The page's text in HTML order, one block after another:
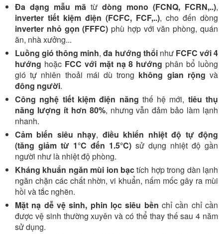
Đa dạng mẫu mã từ dòng mono (FCNQ, FCRN,..),
inverter tiết kiệm điện (FCFC, FCF,..), cho đến dòng
inverter nhỏ gọn (FFFC) phù hợp với văn phòng, quán
ăn, nhà xưởng...
Luồng gió thông minh, đa hướng thổi như FCFC với 4
hướng hoặcFCC với mặt nạ 8 hướng phân bổ luồng
gió tự nhiên thoải mái dù trong không gian rộng và
đông người.
Công nghệ tiết kiệm điện năng thế hệ mới, tiêu thụ
năng lượng ít hơn 80%, nhưng vẫn đảm bảo làm lạnh
nhanh.
Cảm biến siêu nhạy, điều khiển nhiệt độ tự động
(tăng giảm từ 1°C đến 1.5°C) sử dụng nhiệt độ gần
người như là nhiệt độ phòng.
Kháng khuẩn ngăn mùi ion bạctích hợp trong dàn lạnh
ngăn chặn các chất nhờn, vi khuẩn, nấm mốc gây ra mùi
hồi và tắc nghẽn.
Mặt nạ dễ vệ sinh, phin lọc siêu bền chỉ cần chỉ cần
được vệ sinh thường xuyên và có thể thay thế sau 4 năm
sử dụng.